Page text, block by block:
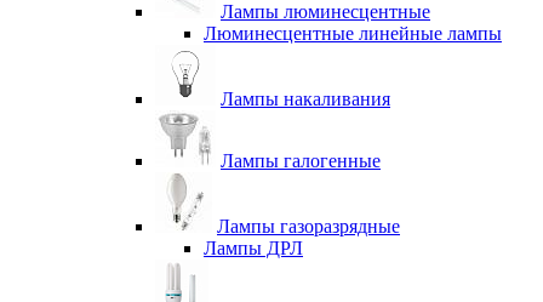
Лампы люминесцентные
Люминесцентные линейные лампы
Лампы накаливания
Лампы галогенные
Лампы газоразрядные
Лампы ДРЛ